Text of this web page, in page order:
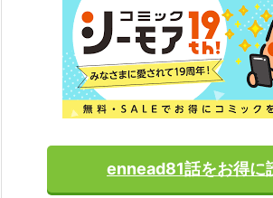
ennead81話をお得に